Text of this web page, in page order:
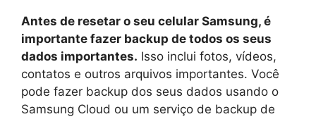
Antes de resetar o seu celular Samsung, é
importante fazer backup de todos os seus
dados importantes. Isso inclui fotos, vídeos,
contatos e outros arquivos importantes. Você
pode fazer backup dos seus dados usando o
Samsung Cloud ou um serviço de backup de